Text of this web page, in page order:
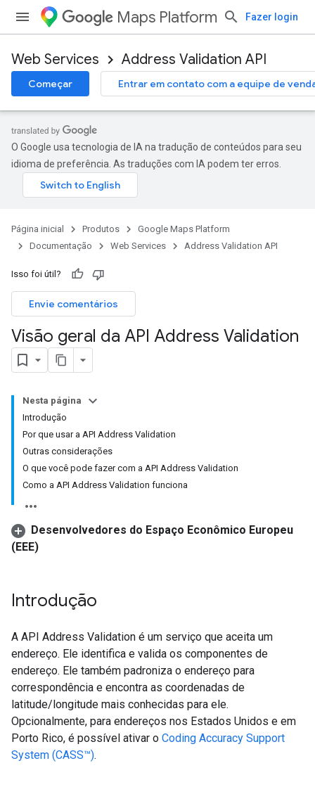
Maps Platform Fazer login
Web Services Address Validation API
Começar Entrar em contato com a equipe de
O Google usa tecnologia de IA na tradução de conteúdos para seu
idioma de preferência. As traduções com IA podem ter erros.
Página inicial Produtos
Google Maps Platform
Documentação
Web Services Address Validation API
Isso foi útil?
Envie comentários
Visão geral da API Address Validation
Nesta página
Introdução
Por que usar a API Address Validation
Outras considerações
O que você pode fazer com a API Address Validation
Como a API Address Validation funciona
Desenvolvedores do Espaço Econômico Europeu
(EEE)
Introdução
A API Address Validation é um serviço que aceita um
endereço. Ele identifica e valida os componentes de
endereço. Ele também padroniza o endereço para
correspondência e encontra as coordenadas de
latitude/longitude mais conhecidas para ele.
Opcionalmente, para endereços nos Estados Unidos e em
Porto Rico, é possível ativar o Coding Accuracy Support
System (CASS™).